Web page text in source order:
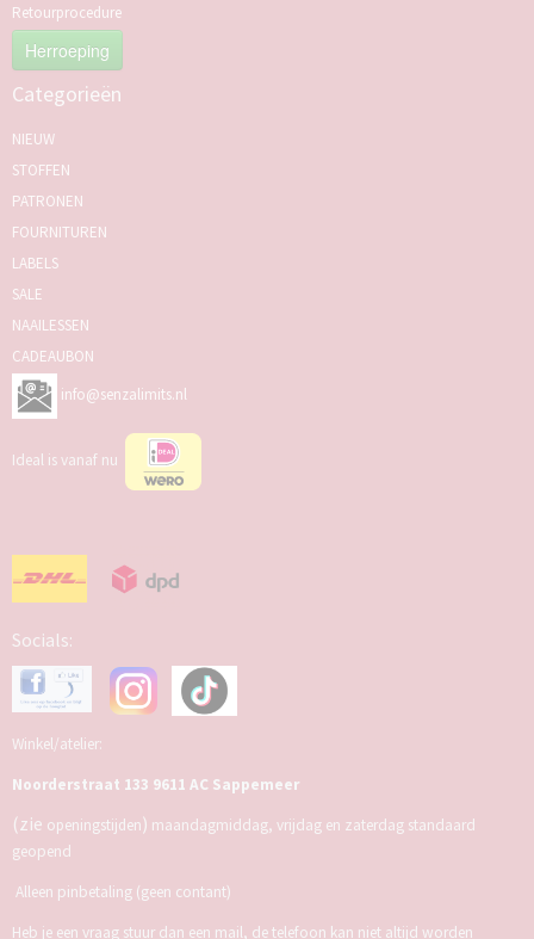
Retourprocedure
Herroeping
Categorieën
NIEUW
STOFFEN
PATRONEN
FOURNITUREN
LABELS
SALE
NAAILESSEN
CADEAUBON
info@senzalimits.nl
Ideal is vanaf nu
Socials:
Winkel/atelier:
Noorderstraat 133 9611 AC Sappemeer
(zie openingstijden) maandagmiddag, vrijdag en zaterdag standaard
geopend
Alleen pinbetaling (geen contant)
Heb je een vraag stuur dan een mail, de telefoon kan niet altijd worden